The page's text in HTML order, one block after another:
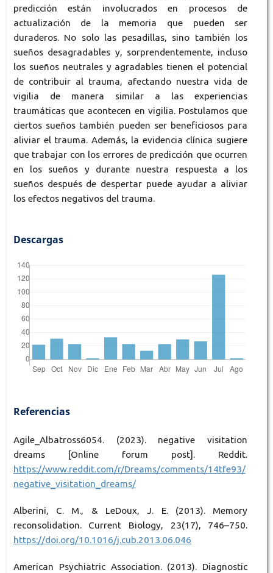
predicción están involucrados en procesos de
actualización de la memoria que pueden ser
duraderos. No solo las pesadillas, sino también los
sueños desagradables y, sorprendentemente, incluso
los sueños neutrales y agradables tienen el potencial
de contribuir al trauma, afectando nuestra vida de
vigilia de manera similar a las experiencias
traumáticas que acontecen en vigilia. Postulamos que
ciertos sueños también pueden ser beneficiosos para
aliviar el trauma. Además, la evidencia clínica sugiere
que trabajar con los errores de predicción que ocurren
en los sueños y durante nuestra respuesta a los
sueños después de despertar puede ayudar a aliviar
los efectos negativos del trauma.
Descargas
Referencias
Agile_Albatross6054. (2023). negative visitation
dreams [Online forum post]. Reddit.
https://www.reddit.com/r/Dreams/comments/14tfe93/
negative_visitation_dreams/
Alberini, C. M., & LeDoux, J. E. (2013). Memory
reconsolidation. Current Biology, 23(17), 746–750.
https://doi.org/10.1016/j.cub.2013.06.046
American Psychiatric Association. (2013). Diagnostic